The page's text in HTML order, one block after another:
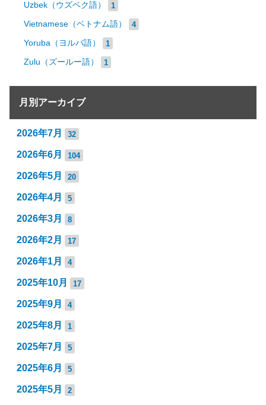
Uzbek（ウズベク語） 1
Vietnamese（ベトナム語） 4
Yoruba（ヨルバ語） 1
Zulu（ズールー語） 1
月別アーカイブ
2026年7月 32
2026年6月 104
2026年5月 20
2026年4月 5
2026年3月 8
2026年2月 17
2026年1月 4
2025年10月 17
2025年9月 4
2025年8月 1
2025年7月 5
2025年6月 5
2025年5月 2